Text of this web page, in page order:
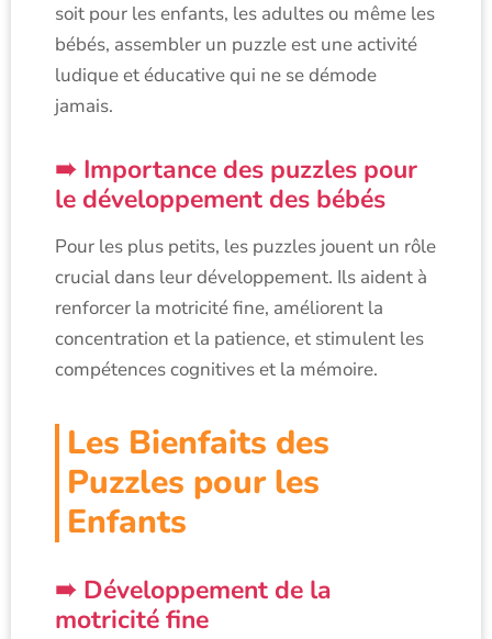
soit pour les enfants, les adultes ou même les
bébés, assembler un puzzle est une activité
ludique et éducative qui ne se démode
jamais.
Importance des puzzles pour
le développement des bébés
Pour les plus petits, les puzzles jouent un rôle
crucial dans leur développement. Ils aident à
renforcer la motricité fine, améliorent la
concentration et la patience, et stimulent les
compétences cognitives et la mémoire.
Les Bienfaits des
Puzzles pour les
Enfants
Développement de la
motricité fine